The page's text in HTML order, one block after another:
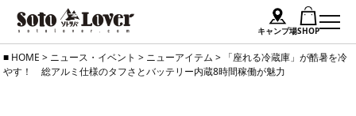
キャンプ場SHOP
Skip
to
HOME > ニュース・イベント > ニューアイテム > 「座れる冷蔵庫」が酷暑を冷
やす！ 総アルミ仕様のタフさとバッテリー内蔵8時間稼働が魅力